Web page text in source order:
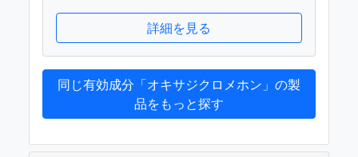
詳細を見る
同じ有効成分「オキサジクロメホン」の製
品をもっと探す